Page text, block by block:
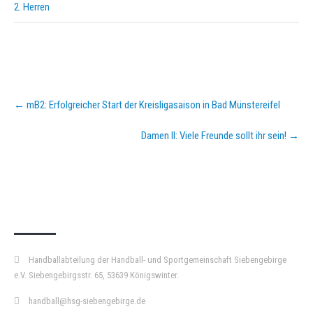
2. Herren
Post
navigation
← mB2: Erfolgreicher Start der Kreisligasaison in Bad Münstereifel
Damen II: Viele Freunde sollt ihr sein! →
Handballabteilung der Handball- und Sportgemeinschaft Siebengebirge
e.V. Siebengebirgsstr. 65, 53639 Königswinter.
handball@hsg-siebengebirge.de